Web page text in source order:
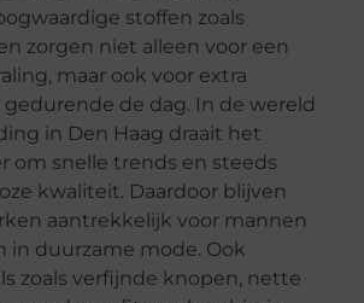
stoffen zoals
zorgen niet alleen voor een
maar ook voor extra
de dag. In de wereld
in Den Haag draait het
om snelle trends en steeds
kwaliteit. Daardoor blijven
aantrekkelijk voor mannen
in duurzame mode. Ook
zoals verfijnde knopen, nette